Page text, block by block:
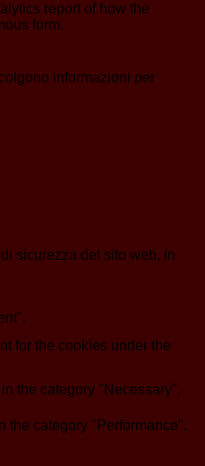
report of how the
form.
informazioni per
sicurezza del sito web, in
for the cookies under the
the category "Necessary".
the category "Performance".